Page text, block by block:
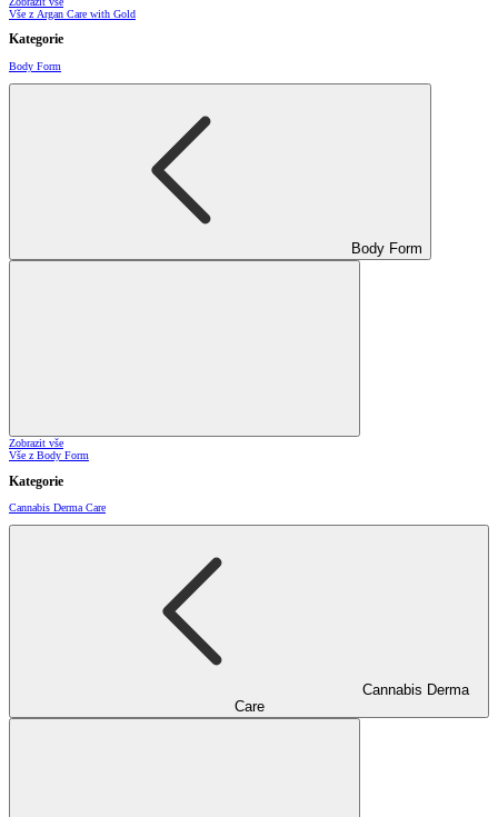
Vše z Argan Care with Gold
Kategorie
Body Form
Body Form
Zobrazit vše
Vše z Body Form
Kategorie
Cannabis Derma Care
Cannabis Derma
Care